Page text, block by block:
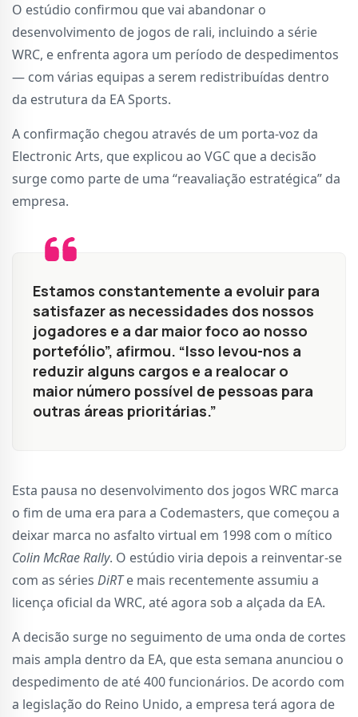
O estúdio confirmou que vai abandonar o
desenvolvimento de jogos de rali, incluindo a série
WRC, e enfrenta agora um período de despedimentos
— com várias equipas a serem redistribuídas dentro
da estrutura da EA Sports.
A confirmação chegou através de um porta-voz da
Electronic Arts, que explicou ao VGC que a decisão
surge como parte de uma “reavaliação estratégica” da
empresa.
Estamos constantemente a evoluir para
satisfazer as necessidades dos nossos
jogadores e a dar maior foco ao nosso
portefólio”, afirmou. “Isso levou-nos a
reduzir alguns cargos e a realocar o
maior número possível de pessoas para
outras áreas prioritárias.”
Esta pausa no desenvolvimento dos jogos WRC marca
o fim de uma era para a Codemasters, que começou a
deixar marca no asfalto virtual em 1998 com o mítico
Colin McRae Rally. O estúdio viria depois a reinventar-se
com as séries DiRTe mais recentemente assumiu a
licença oficial da WRC, até agora sob a alçada da EA.
A decisão surge no seguimento de uma onda de cortes
mais ampla dentro da EA, que esta semana anunciou o
despedimento de até 400 funcionários. De acordo com
a legislação do Reino Unido, a empresa terá agora de